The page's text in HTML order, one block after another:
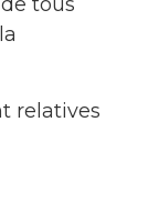
relatives